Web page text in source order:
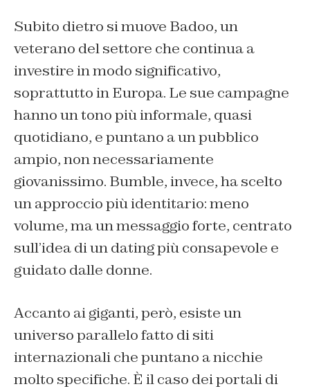
Subito dietro si muove Badoo, un
veterano del settore che continua a
investire in modo significativo,
soprattutto in Europa. Le sue campagne
hanno un tono più informale, quasi
quotidiano, e puntano a un pubblico
ampio, non necessariamente
giovanissimo. Bumble, invece, ha scelto
un approccio più identitario: meno
volume, ma un messaggio forte, centrato
sull’idea di un dating più consapevole e
guidato dalle donne.
Accanto ai giganti, però, esiste un
universo parallelo fatto di siti
internazionali che puntano a nicchie
molto specifiche. È il caso dei portali di